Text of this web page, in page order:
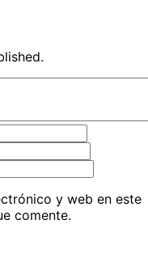
y web en este
comente.